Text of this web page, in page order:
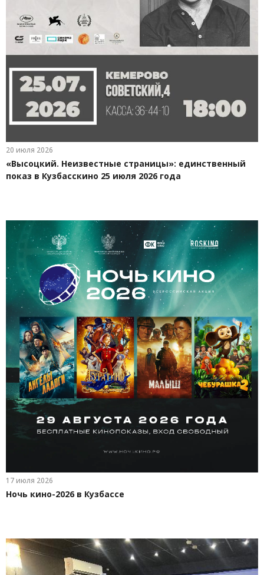
20 июля 2026
«Высоцкий. Неизвестные страницы»: единственный
показ в Кузбасскино 25 июля 2026 года
17 июля 2026
Ночь кино-2026 в Кузбассе